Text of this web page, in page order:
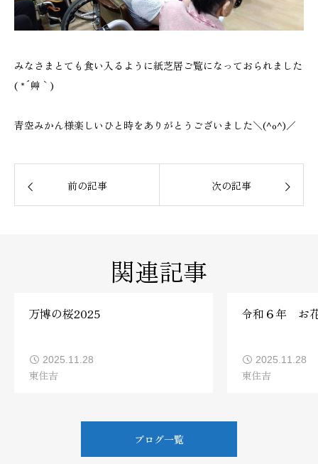
みなさまとても食い入るように紙芝居ご覧になっておられました
( *´艸｀)
青空みかん様楽しいひと時をありがとうございました＼(^o^)／
前の記事 次の記事
関連記事
万博の桜2025
2025.11.28
東住吉
令和６年 お
2025.11.28
東住吉
ブログ一覧